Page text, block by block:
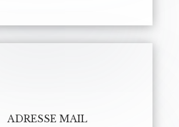
ADRESSE MAIL